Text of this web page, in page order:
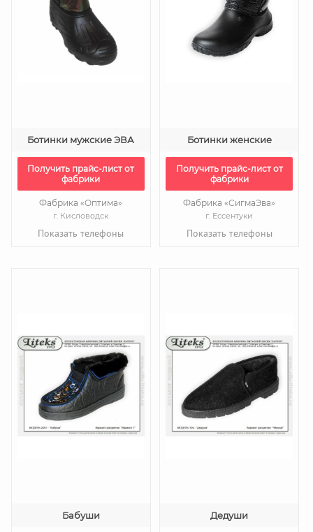
Ботинки мужские ЭВА
Получить прайс-лист от
фабрики
Фабрика «Оптима»
г. Кисловодск
Показать телефоны
Ботинки женские
Получить прайс-лист от
фабрики
Фабрика «СигмаЭва»
г. Ессентуки
Показать телефоны
Бабуши Дедуши